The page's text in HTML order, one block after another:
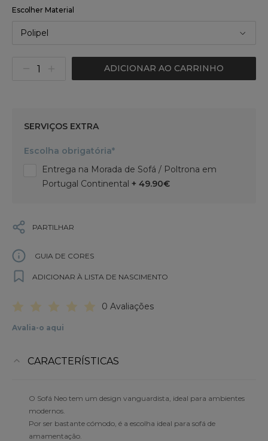
Escolher Material
Polipel
ADICIONAR AO CARRINHO
SERVIÇOS EXTRA
Escolha obrigatória*
Entrega na Morada de Sofá / Poltrona em
Portugal Continental + 49.90€
PARTILHAR
GUIA DE CORES
ADICIONAR À LISTA DE NASCIMENTO
0 Avaliações
Avalia-o aqui
CARACTERÍSTICAS
O Sofá Neo tem um design vanguardista, ideal para ambientes
modernos.
Por ser bastante cómodo, é a escolha ideal para sofá de
amamentação.